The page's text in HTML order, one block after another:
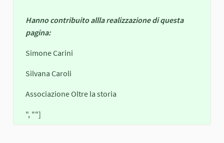
Hanno contribuito allla realizzazione di questa
pagina:
Simone Carini
Silvana Caroli
Associazione Oltre la storia
", ""]